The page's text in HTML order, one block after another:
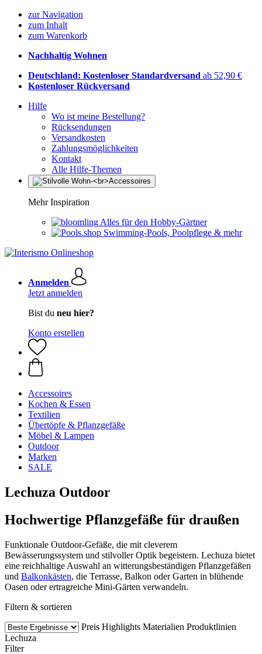
zur Navigation
zum Inhalt
zum Warenkorb
Nachhaltig Wohnen
Deutschland: Kostenloser Standardversand ab 52,90 €
Kostenloser Rückversand
Hilfe
Wo ist meine Bestellung?
Rücksendungen
Versandkosten
Zahlungsmöglichkeiten
Kontakt
Alle Hilfe-Themen
Mehr Inspiration
Alles für den Hobby-Gärtner
Swimming-Pools, Poolpflege & mehr
Anmelden
Jetzt anmelden
Bist du neu hier?
Konto erstellen
Accessoires
Kochen & Essen
Textilien
Übertöpfe & Pflanzgefäße
Möbel & Lampen
Outdoor
Marken
SALE
Lechuza Outdoor
Hochwertige Pflanzgefäße für draußen
Funktionale Outdoor-Gefäße, die mit cleverem
Bewässerungssystem und stilvoller Optik begeistern. Lechuza bietet
eine reichhaltige Auswahl an witterungsbeständigen Pflanzgefäßen
und Balkonkästen, die Terrasse, Balkon oder Garten in blühende
Oasen oder ertragreiche Mini-Gärten verwandeln.
Filtern & sortieren
Preis Highlights Materialien Produktlinien
Lechuza
Filter